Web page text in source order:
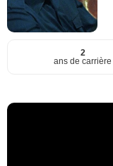
2
ans de carrière